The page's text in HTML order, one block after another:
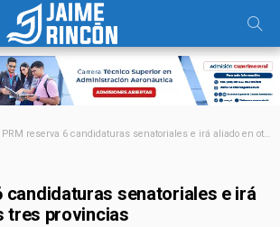
PRM reserva 6 candidaturas senatoriales e irá aliado en otras tres provincias
candidaturas senatoriales e irá
tres provincias